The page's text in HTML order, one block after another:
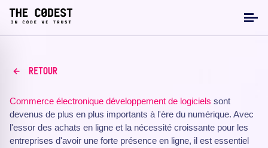
RETOUR
Commerce électronique développement de logiciels sont
devenus de plus en plus importants à l'ère du numérique. Avec
l'essor des achats en ligne et la nécessité croissante pour les
entreprises d'avoir une forte présence en ligne, il est essentiel